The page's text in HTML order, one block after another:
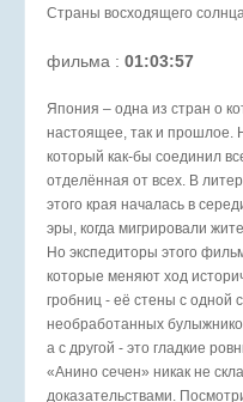
фильма : 01:03:57
Япония – одна из стран о
настоящее, так и прошлое.
который как-бы соединил
отделённая от всех. В
этого края началась в
эры, когда мигрировали
Но экспедиторы этого
которые меняют ход
гробниц - её стены с одной
необработанных
а с другой - это гладкие
«Анино сечен» никак не
доказательствами.